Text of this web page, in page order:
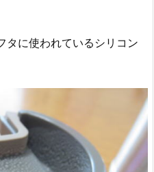
タに使われているシリコン